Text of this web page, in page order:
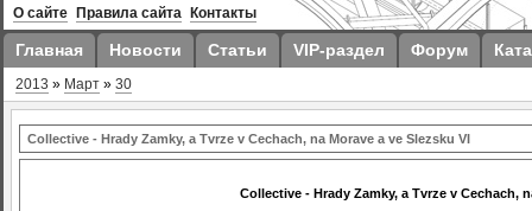
О сайте Правила сайта Контакты
Главная Новости Статьи VIP-раздел Форум
2013 » Март » 30
Collective - Hrady Zamky, a Tvrze v Cechach, na Morave a ve Slezsku VI
Collective - Hrady Zamky, a Tvrze v Cechach,